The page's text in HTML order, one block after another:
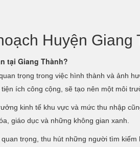
Huyện
tại Giang Thành?
trọng trong việc hình thành và ảnh
ích công cộng, sẽ tạo nên một môi
kinh tế khu vực và mức thu nhập
giáo dục và những không gian xanh.
trọng, thu hút những người tìm